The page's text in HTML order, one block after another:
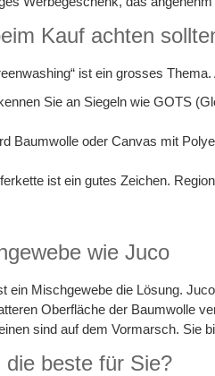
Kauf achten
ist ein grosses
Sie an Siegeln wie GOTS
Baumwolle oder Canvas mit
ist ein gutes Zeichen.
wie Juco
ein Mischgewebe die Lösung.
Oberfläche der Baumwolle
sind auf dem Vormarsch. Sie
die beste für Sie?